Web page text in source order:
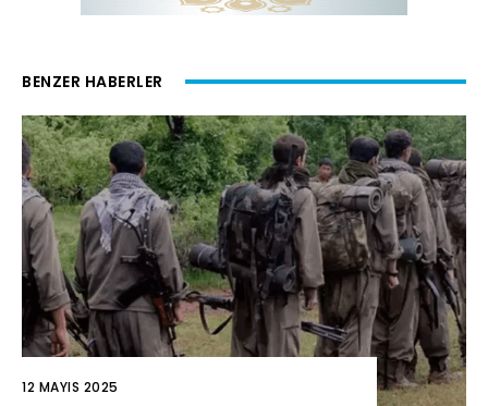
BENZER HABERLER
12 MAYIS 2025